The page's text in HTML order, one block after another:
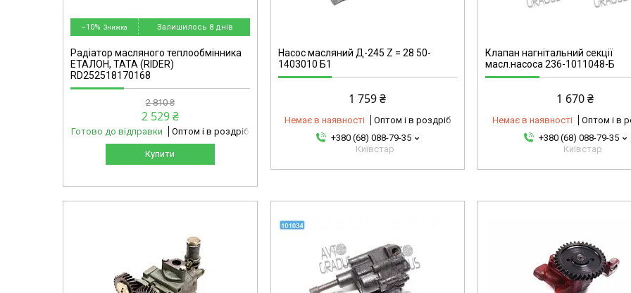
–10% Залишилось 8 днів
Радіатор масляного теплообмінника
ЕТАЛОН, ТАТА (RIDER)
RD252518170168
2 810 ₴
2 529 ₴
Готово до відправки Оптом і в роздріб
Купити
Насос масляний Д-245 Z = 28 50-
1403010 Б1
1 759 ₴
Немає в наявності
Оптом і в роздріб
+380 (68) 088-79-35
Київстар
Клапан нагнітальний секції
масл.насоса 236-1011048-Б
1 670 ₴
Немає в наявності
Оптом і в
+380 (68) 088-79-35
Київстар